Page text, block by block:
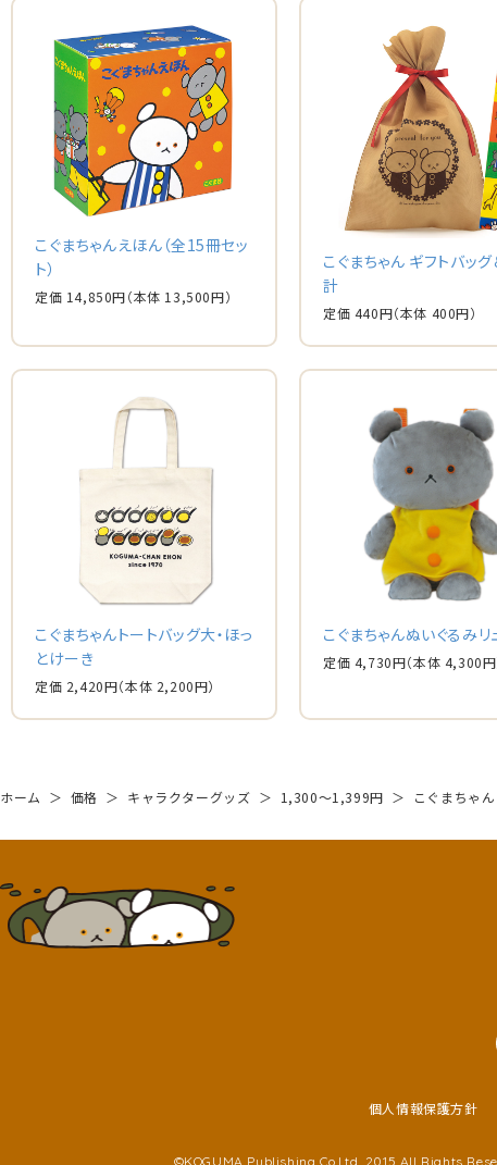
こぐまちゃんえほん（全15冊セッ
ト）
定価 14,850円（本体 13,500円）
こぐまちゃん ギフトバッ
計
定価 440円（本体 400円）
こぐまちゃんトートバッグ大・ほっ
とけーき
定価 2,420円（本体 2,200円）
こぐまちゃんぬいぐるみリ
定価 4,730円（本体 4,300円
ホーム ＞ 価格 ＞ キャラクターグッズ ＞ 1,300～1,399円 ＞ こぐまちゃ
個人情報保護方針
©KOGUMA Publishing Co,Ltd. 2015 All Rights